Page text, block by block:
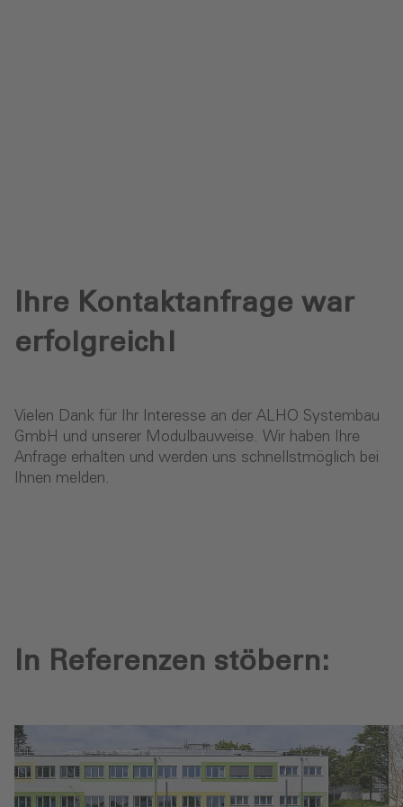
Ihre Kontaktanfrage war
erfolgreich!
Vielen Dank für Ihr Interesse an der ALHO Systembau
GmbH und unserer Modulbauweise. Wir haben Ihre
Anfrage erhalten und werden uns schnellstmöglich bei
Ihnen melden.
In Referenzen stöbern: